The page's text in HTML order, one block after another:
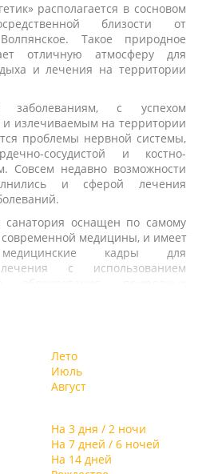
себя занятие по душе.
всегда готов сделать все,
здесь проходило для каждого
полезно и приятно. Для
трансфер по многим
их числе и перемещения из
аэропорта, а также широкий
программ, доступных для
располагается в сосновом
близости от
Такое природное
отличную атмосферу для
и лечения на территории
с успехом
и излечиваемым на территории
проблемы нервной системы,
сосудистой и костно-
Совсем недавно возможности
и сферой лечения
санатория оснащен по самому
современной медицины, и имеет
кадры для
лечения с использованием
их располагается 8.
стандартные номера и
“люксы”. Также возможно
коттеджи. В каждом
мебели, система
и горячее
Лето
Июль
Август
На 3 дня / 2 ночи
На 7 дней / 6 ночей
На 14 дней